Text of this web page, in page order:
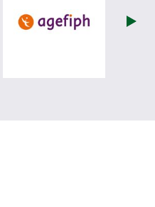
les site de Ministère du travail
visiter les